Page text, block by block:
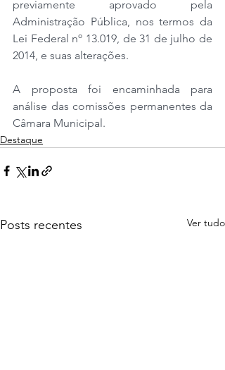
previamente aprovado pela
Administração Pública, nos termos da
Lei Federal nº 13.019, de 31 de julho de
2014, e suas alterações.
A proposta foi encaminhada para
análise das comissões permanentes da
Câmara Municipal.
Destaque
Posts recentes Ver tudo